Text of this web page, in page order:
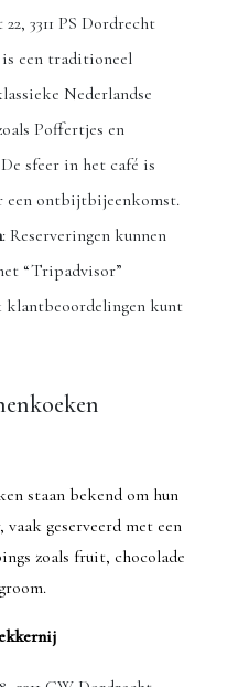
3311 PS Dordrecht
is een traditioneel
Nederlandse
Poffertjes en
sfeer in het café is
een ontbijtbijeenkomst.
: Reserveringen kunnen
“Tripadvisor”
kunt
staan bekend om hun
geserveerd met een
zoals fruit, chocolade